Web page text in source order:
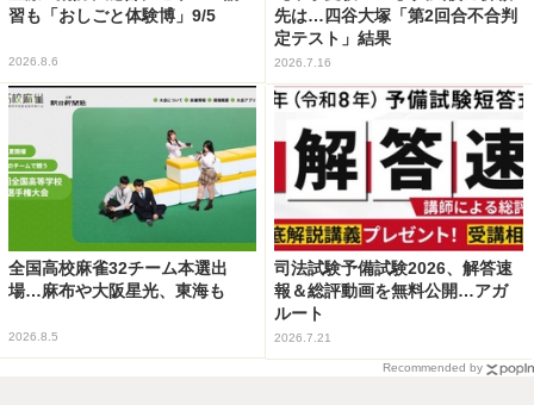
習も「おしごと体験博」9/5
2026.8.6
先は…四谷大塚「第2回合不合判
定テスト」結果
2026.7.16
全国高校麻雀32チーム本選出
場…麻布や大阪星光、東海も
2026.8.5
司法試験予備試験2026、解答速
報＆総評動画を無料公開…アガ
ルート
2026.7.21
Recommended by